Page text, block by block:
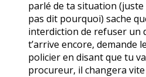
parlé de ta situation (juste
pas dit pourquoi) sache
interdiction de refuser un
t’arrive encore, demande
policier en disant que tu
procureur, il changera vite